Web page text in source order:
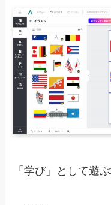
「学び」として遊